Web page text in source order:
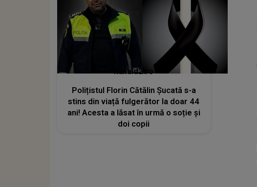
kanald2.ro
Polițistul Florin Cătălin Șucată s-a
stins din viață fulgerător la doar 44
ani! Acesta a lăsat în urmă o soție și
doi copii